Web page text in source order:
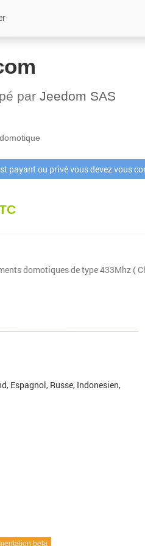
par Jeedom SAS
payant ou privé vous devez vous
domotiques de type 433Mhz (
Espagnol, Russe, Indonesien,
beta